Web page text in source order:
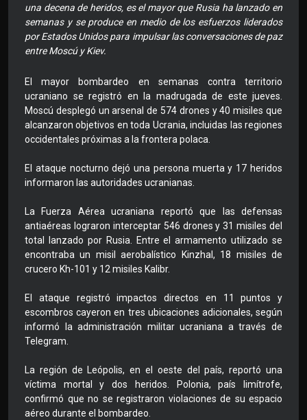
una decena de heridos, es el mayor que Rusia ha lanzado en
semanas y se produce en medio de los esfuerzos liderados
por Estados Unidos para impulsar las conversaciones de paz
entre Moscú y Kiev.
El mayor bombardeo en semanas contra territorio
ucraniano se registró en la madrugada de este jueves.
Moscú desplegó un arsenal de 574 drones y 40 misiles que
alcanzaron objetivos en toda Ucrania, incluidas las regiones
occidentales próximas a la frontera polaca.
El ataque nocturno dejó una persona muerta y 17 heridos
informaron las autoridades ucranianas.
La Fuerza Aérea ucraniana reportó que las defensas
antiaéreas lograron interceptar 546 drones y 31 misiles del
total lanzado por Rusia. Entre el armamento utilizado se
encontraba un misil aerobalístico Kinzhal, 18 misiles de
crucero Kh-101 y 12 misiles Kalibr.
El ataque registró impactos directos en 11 puntos y
escombros cayeron en tres ubicaciones adicionales, según
informó la administración militar ucraniana a través de
Telegram.
La región de Leópolis, en el oeste del país, reportó una
víctima mortal y dos heridos. Polonia, país limítrofe,
confirmó que no se registraron violaciones de su espacio
aéreo durante el bombardeo.